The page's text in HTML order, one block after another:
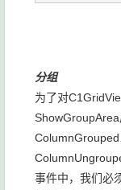
分组
为了对
事件中，我们必